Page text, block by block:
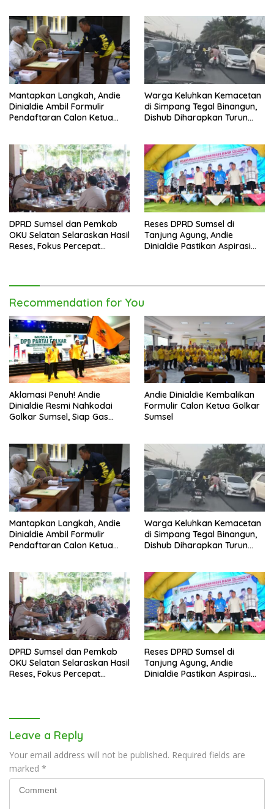
Mantapkan Langkah, Andie
Dinialdie Ambil Formulir
Pendaftaran Calon Ketua
Warga Keluhkan Kemacetan
di Simpang Tegal Binangun,
Dishub Diharapkan Turun
DPRD Sumsel dan Pemkab
OKU Selatan Selaraskan Hasil
Reses, Fokus Percepat
Reses DPRD Sumsel di
Tanjung Agung, Andie
Dinialdie Pastikan Aspirasi
Recommendation for You
Aklamasi Penuh! Andie
Dinialdie Resmi Nahkodai
Golkar Sumsel, Siap Gas
Andie Dinialdie Kembalikan
Formulir Calon Ketua Golkar
Sumsel
Mantapkan Langkah, Andie
Dinialdie Ambil Formulir
Pendaftaran Calon Ketua
Warga Keluhkan Kemacetan
di Simpang Tegal Binangun,
Dishub Diharapkan Turun
DPRD Sumsel dan Pemkab
OKU Selatan Selaraskan Hasil
Reses, Fokus Percepat
Reses DPRD Sumsel di
Tanjung Agung, Andie
Dinialdie Pastikan Aspirasi
Leave a Reply
Your email address will not be published. Required fields are
marked *